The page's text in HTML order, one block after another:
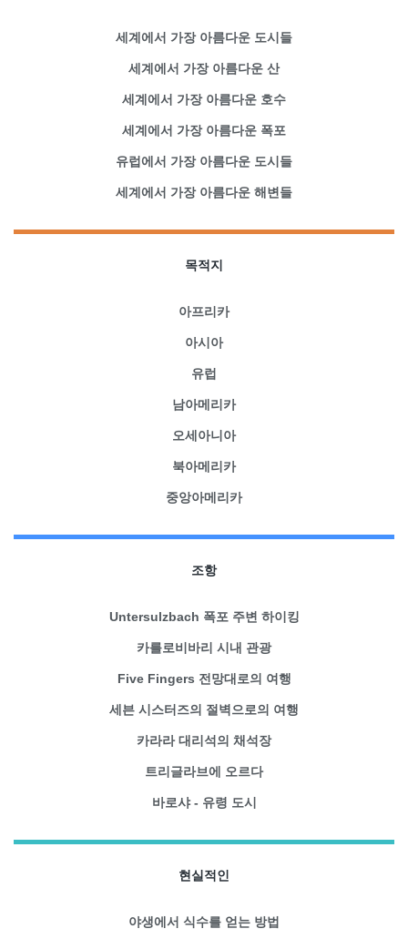
세계에서 가장 아름다운 도시들
세계에서 가장 아름다운 산
세계에서 가장 아름다운 호수
세계에서 가장 아름다운 폭포
유럽에서 가장 아름다운 도시들
세계에서 가장 아름다운 해변들
목적지
아프리카
아시아
유럽
남아메리카
오세아니아
북아메리카
중앙아메리카
조항
Untersulzbach 폭포 주변 하이킹
카를로비바리 시내 관광
Five Fingers 전망대로의 여행
세븐 시스터즈의 절벽으로의 여행
카라라 대리석의 채석장
트리글라브에 오르다
바로샤 - 유령 도시
현실적인
야생에서 식수를 얻는 방법